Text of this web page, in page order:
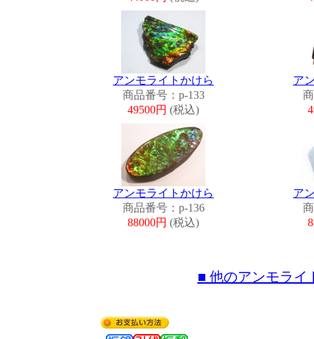
アンモライトかけら
商品番号：p-133
49500円 (税込)
ア
アンモライトかけら
商品番号：p-136
88000円 (税込)
ア
■ 他のアンモライ